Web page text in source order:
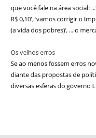
que você fale na área social:
R$ 0,10′, ‘vamos corrigir o
(a vida dos pobres)’, ... o
Os velhos erros
Se ao menos fossem erros
diante das propostas de
diversas esferas do governo